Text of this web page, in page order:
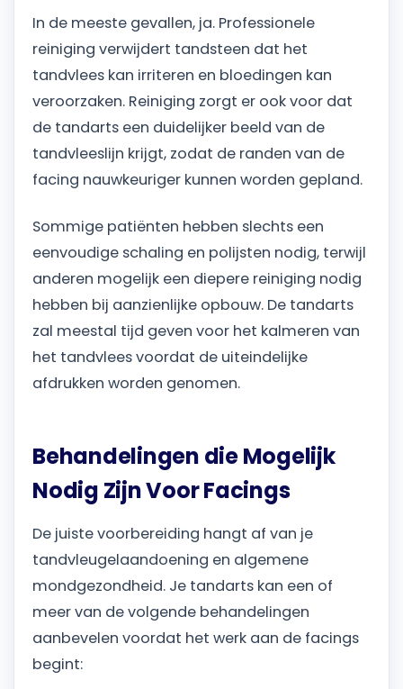
In de meeste gevallen, ja. Professionele
reiniging verwijdert tandsteen dat het
tandvlees kan irriteren en bloedingen kan
veroorzaken. Reiniging zorgt er ook voor dat
de tandarts een duidelijker beeld van de
tandvleeslijn krijgt, zodat de randen van de
facing nauwkeuriger kunnen worden gepland.
Sommige patiënten hebben slechts een
eenvoudige schaling en polijsten nodig, terwijl
anderen mogelijk een diepere reiniging nodig
hebben bij aanzienlijke opbouw. De tandarts
zal meestal tijd geven voor het kalmeren van
het tandvlees voordat de uiteindelijke
afdrukken worden genomen.
Behandelingen die Mogelijk
Nodig Zijn Voor Facings
De juiste voorbereiding hangt af van je
tandvleugelaandoening en algemene
mondgezondheid. Je tandarts kan een of
meer van de volgende behandelingen
aanbevelen voordat het werk aan de facings
begint: